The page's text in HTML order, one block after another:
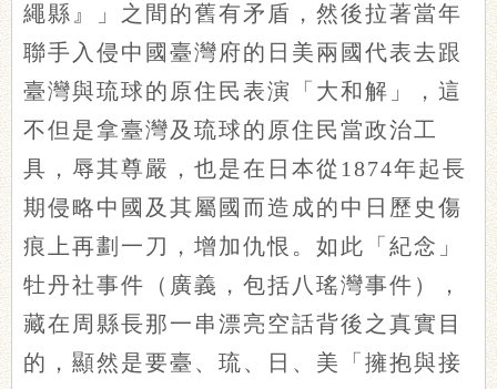
繩縣』」之間的舊有矛盾，然後拉著當年
聯手入侵中國臺灣府的日美兩國代表去跟
臺灣與琉球的原住民表演「大和解」，這
不但是拿臺灣及琉球的原住民當政治工
具，辱其尊嚴，也是在日本從1874年起長
期侵略中國及其屬國而造成的中日歷史傷
痕上再劃一刀，增加仇恨。如此「紀念」
牡丹社事件（廣義，包括八瑤灣事件），
藏在周縣長那一串漂亮空話背後之真實目
的，顯然是要臺、琉、日、美「擁抱與接